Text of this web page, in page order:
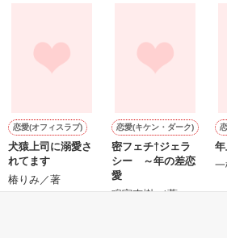
ギル・レイヴン公爵
サラサラとした綺麗な黒髪に綺麗な青色
表では甘いマスクを被る彼の裏は……
空から降ってきたリリィに恋したギルは
国王命令での婚約を申し込む
う言葉は言わないほうがいい」
┈┈┈┈┈┈┈ ❁ ❁ ❁ ┈┈┈┈┈┈┈┈
恋愛(オフィスラブ)
犬猿上司に溺愛さ
れてます
椿りみ／著
恋愛(キケン・ダーク)
密フェチ†ジェラ
シー ～年の差恋
愛
鳴宮杏樹 ／著